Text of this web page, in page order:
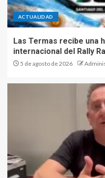
ACTUALIDAD
Las Termas recibe una
internacional del Rally
5 de agosto de 2026